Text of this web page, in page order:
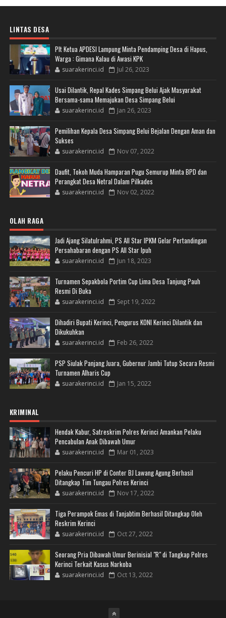
LINTAS DESA
Plt Ketua APDESI Lampung Minta Pendamping Desa di Hapus,
Warga : Gimana Kalau di Awasi KPK
suarakerinci.id Jul 26, 2023
Usai Dilantik, Repal Kades Simpang Belui Ajak Masyarakat
Bersama-sama Memajukan Desa Simpang Belui
suarakerinci.id Jan 26, 2023
Pemilihan Kepala Desa Simpang Belui Bejalan Dengan Aman dan
Sukses
suarakerinci.id Nov 07, 2022
Daufit, Tokoh Muda Hamparan Pugu Semurup Minta BPD dan
Perangkat Desa Netral Dalam Pilkades
suarakerinci.id Nov 02, 2022
OLAH RAGA
Jadi Ajang Silatulrahmi, PS All Star IPKM Gelar Pertandingan
Persahabaran dengan PS All Star Ipuh
suarakerinci.id Jun 18, 2023
Turnamen Sepakbola Portim Cup Lima Desa Tanjung Pauh
Resmi Di Buka
suarakerinci.id Sept 19, 2022
Dihadiri Bupati Kerinci, Pengurus KONI Kerinci Dilantik dan
Dikukuhkan
suarakerinci.id Feb 26, 2022
PSP Siulak Panjang Juara, Gubernur Jambi Tutup Secara Resmi
Turnamen Alharis Cup
suarakerinci.id Jan 15, 2022
KRIMINAL
Hendak Kabur, Satreskrim Polres Kerinci Amankan Pelaku
Pencabulan Anak Dibawah Umur
suarakerinci.id Mar 01, 2023
Pelaku Pencuri HP di Conter BJ Lawang Agung Berhasil
Ditangkap Tim Tungau Polres Kerinci
suarakerinci.id Nov 17, 2022
Tiga Perampok Emas di Tanjabtim Berhasil Ditangkap Oleh
Reskrim Kerinci
suarakerinci.id Oct 27, 2022
Seorang Pria Dibawah Umur Berinisial "R" di Tangkap Polres
Kerinci Terkait Kasus Narkoba
suarakerinci.id Oct 13, 2022